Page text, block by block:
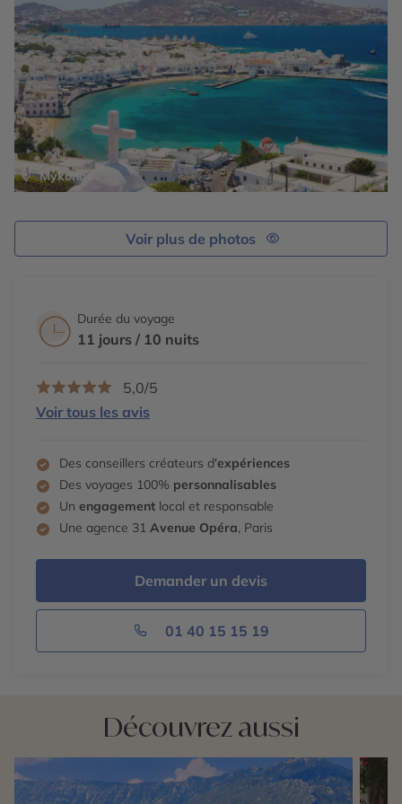
Mykonos
Voir plus de photos
Durée du voyage
11 jours / 10 nuits
5,0/5
Voir tous les avis
Des conseillers créateurs d'expériences
Des voyages 100% personnalisables
Un engagement local et responsable
Une agence 31 Avenue Opéra, Paris
Demander un devis
01 40 15 15 19
Découvrez aussi